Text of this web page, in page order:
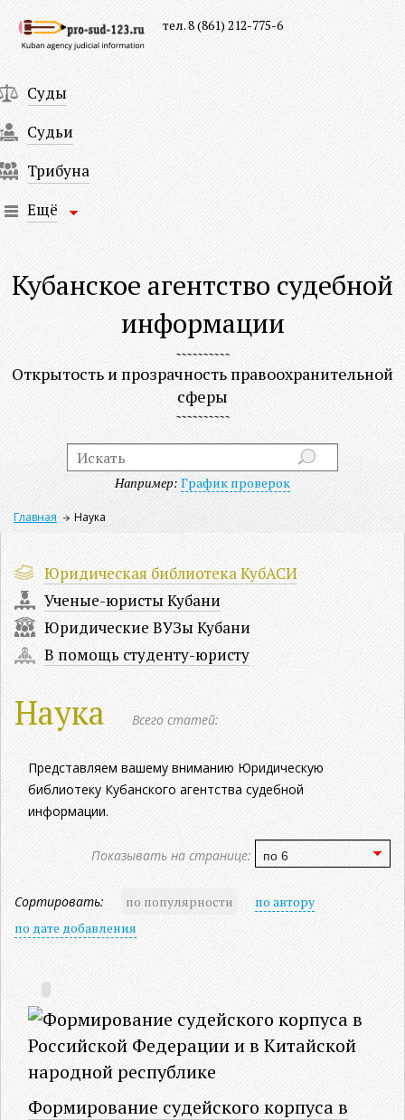
Суды
Судьи
Трибуна
Ещё
тел. 8 (861) 212-775-6
Кубанское агентство судебной
информации
Открытость и прозрачность правоохранительной
сферы
Например: График проверок
Главная Наука
Юридическая библиотека КубАСИ
Ученые-юристы Кубани
Юридические ВУЗы Кубани
В помощь студенту-юристу
Наука Всего статей:
Представляем вашему вниманию Юридическую
библиотеку Кубанского агентства судебной
информации.
Показывать на странице:
Сортировать: по популярности
по автору
по дате добавления
Формирование судейского корпуса в